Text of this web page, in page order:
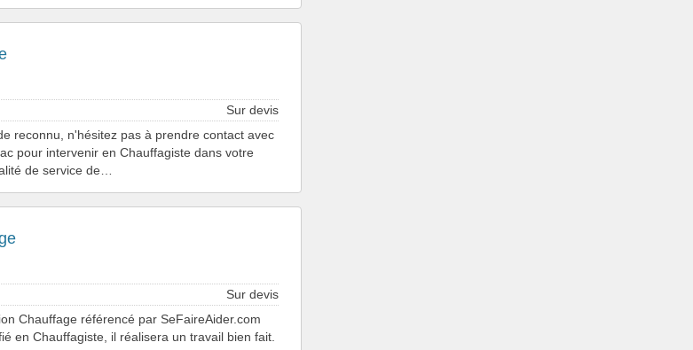
Sur devis
reconnu, n'hésitez pas à prendre contact avec
pour intervenir en Chauffagiste dans votre
de service de…
Sur devis
Chauffage référencé par SeFaireAider.com
en Chauffagiste, il réalisera un travail bien fait.